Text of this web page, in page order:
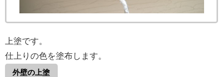
上塗です。
仕上りの色を塗布します。
外壁の上塗